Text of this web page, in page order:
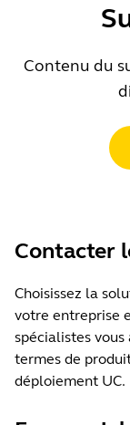
Contenu du
Contacter
Choisissez la
votre entreprise
spécialistes
termes de
déploiement UC.